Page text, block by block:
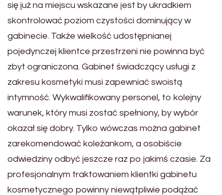
się już na miejscu wskazane jest by ukradkiem
skontrolować poziom czystości dominujący w
gabinecie. Także wielkość udostępnianej
pojedynczej klientce przestrzeni nie powinna być
zbyt ograniczona. Gabinet świadczący usługi z
zakresu kosmetyki musi zapewniać swoistą
intymność. Wykwalifikowany personel, to kolejny
warunek, który musi zostać spełniony, by wybór
okazał się dobry. Tylko wówczas można gabinet
zarekomendować koleżankom, a osobiście
odwiedziny odbyć jeszcze raz po jakimś czasie. Za
profesjonalnym traktowaniem klientki gabinetu
kosmetycznego powinny niewątpliwie podążać